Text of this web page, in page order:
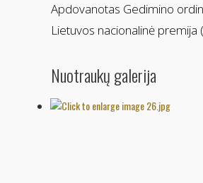
Apdovanotas Gedimino
Lietuvos nacionalinė
Nuotraukų galerija